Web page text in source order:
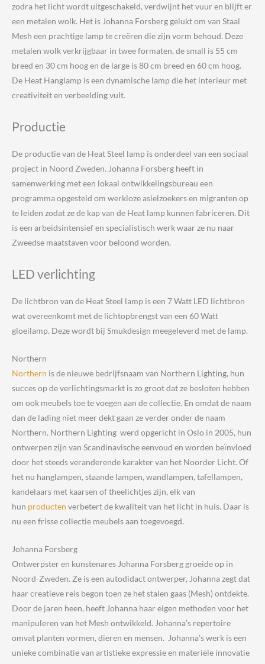
zodra het licht wordt uitgeschakeld, verdwijnt het vuur en blijft er
een metalen wolk. Het is Johanna Forsberg gelukt om van Staal
Mesh een prachtige lamp te creëren die zijn vorm behoud. Deze
metalen wolk verkrijgbaar in twee formaten, de small is 55 cm
breed en 30 cm hoog en de large is 80 cm breed en 60 cm hoog.
De Heat Hanglamp is een dynamische lamp die het interieur met
creativiteit en verbeelding vult.
Productie
De productie van de Heat Steel lamp is onderdeel van een sociaal
project in Noord Zweden. Johanna Forsberg heeft in
samenwerking met een lokaal ontwikkelingsbureau een
programma opgesteld om werkloze asielzoekers en migranten op
te leiden zodat ze de kap van de Heat lamp kunnen fabriceren. Dit
is een arbeidsintensief en specialistisch werk waar ze nu naar
Zweedse maatstaven voor beloond worden.
LED verlichting
De lichtbron van de Heat Steel lamp is een 7 Watt LED lichtbron
wat overeenkomt met de lichtopbrengst van een 60 Watt
gloeilamp. Deze wordt bij Smukdesign meegeleverd met de lamp.
Northern
Northern is de nieuwe bedrijfsnaam van Northern Lighting, hun
succes op de verlichtingsmarkt is zo groot dat ze besloten hebben
om ook meubels toe te voegen aan de collectie. En omdat de naam
dan de lading niet meer dekt gaan ze verder onder de naam
Northern. Northern Lighting werd opgericht in Oslo in 2005, hun
ontwerpen zijn van Scandinavische eenvoud en worden beïnvloed
door het steeds veranderende karakter van het Noorder Licht. Of
het nu hanglampen, staande lampen, wandlampen, tafellampen,
kandelaars met kaarsen of theelichtjes zijn, elk van
hun producten verbetert de kwaliteit van het licht in huis. Daar is
nu een frisse collectie meubels aan toegevoegd.
Johanna Forsberg
Ontwerpster en kunstenares Johanna Forsberg groeide op in
Noord-Zweden. Ze is een autodidact ontwerper, Johanna zegt dat
haar creatieve reis begon toen ze het stalen gaas (Mesh) ontdekte.
Door de jaren heen, heeft Johanna haar eigen methoden voor het
manipuleren van het Mesh ontwikkeld. Johanna’s repertoire
omvat planten vormen, dieren en mensen. Johanna’s werk is een
unieke combinatie van artistieke expressie en materiële innovatie